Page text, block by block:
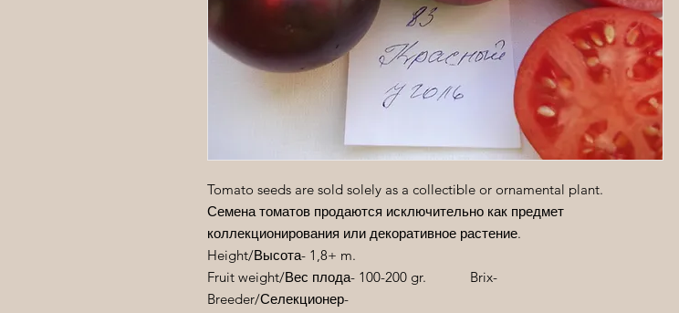
Tomato seeds are sold solely as a collectible or ornamental plant.
Семена томатов продаются исключительно как предмет
коллекционирования или декоративное растение.
Height/Высота- 1,8+ m.
Fruit weight/Вес плода- 100-200 gr. Brix-
Breeder/Селекционер-